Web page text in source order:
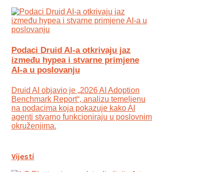
Podaci Druid AI-a otkrivaju jaz
između hypea i stvarne primjene
AI-a u poslovanju
Druid AI objavio je „2026 AI Adoption
Benchmark Report“, analizu temeljenu
na podacima koja pokazuje kako AI
agenti stvarno funkcioniraju u poslovnim
okruženjima.
Vijesti